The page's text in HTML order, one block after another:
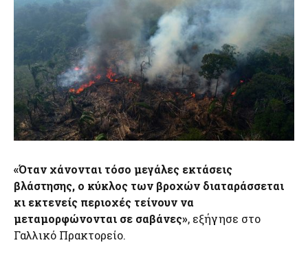
«Όταν χάνονται τόσο μεγάλες εκτάσεις
βλάστησης, ο κύκλος των βροχών διαταράσσεται
κι εκτενείς περιοχές τείνουν να
μεταμορφώνονται σε σαβάνες», εξήγησε στο
Γαλλικό Πρακτορείο.